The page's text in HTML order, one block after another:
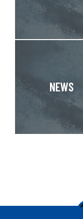
NEWS